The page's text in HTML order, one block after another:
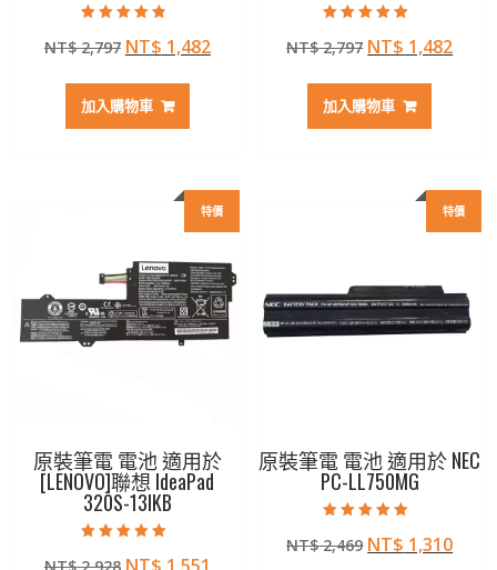
4.50
滿分 5
NT$2,797 原
價
格：
NT$ 1,482目
加入購物車
5.00
滿分 5
NT$2,797 原
價
格：
NT$ 1,482目
加入購物車
特價
原裝筆電 電池 適用於
[LENOVO]聯想 IdeaPad
320S-13IKB
5.00原
特價
原裝筆電 電池 適用於 NEC
PC-LL750MG
4.50
滿分 5
NT$2,469 原
NT$ 1,310目